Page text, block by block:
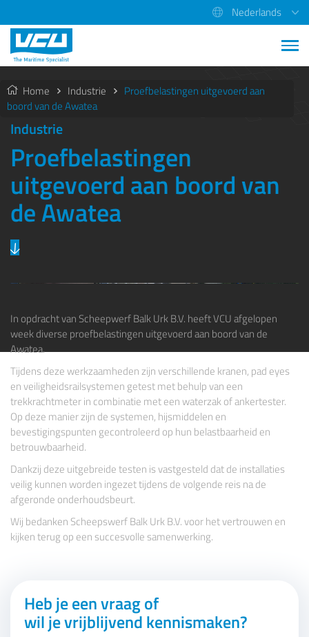
Nederlands
Home Industrie
Proefbelastingen uitgevoerd aan
boord van de Awatea
Industrie
Proefbelastingen
uitgevoerd aan boord van
de Awatea
In opdracht vanScheepwerf Balk Urk B.V. heeftVCUafgelopen
week diverse proefbelastingen uitgevoerd aan boord van de
Awatea.
Tijdens deze werkzaamheden zijn verschillende kranen, pad eyes
en veiligheidsrailsystemen getest met behulp van een
trekkrachtmeter in combinatie met een waterzak of ankertester.
Op deze manier zijn de systemen, hijsmiddelen en
bevestigingspunten gecontroleerd op hun belastbaarheid en
betrouwbaarheid.
Dankzij deze uitgebreide testen is vastgesteld dat de installaties
veilig kunnen worden ingezet tijdens de volgende reis na de
afgeronde onderhoudsbeurt.
Wij bedanken Scheepswerf Balk Urk B.V. voor het vertrouwen en
kijken terug op een succesvolle samenwerking.
Heb je een vraag of
wil je vrijblijvend kennismaken?